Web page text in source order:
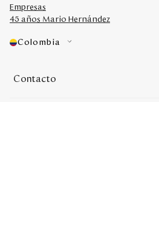
Empresas
45 años Mario Hernández
Colombia
Contacto